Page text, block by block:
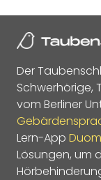
Der
Schwerhörige,
vom Berliner
Lern-App
Lösungen, um